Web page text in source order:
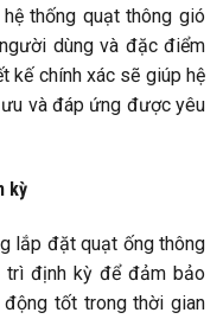
thống quạt thông gió
dùng và đặc điểm
kế chính xác sẽ giúp hệ
và đáp ứng được yêu
kỳ
lắp đặt quạt ống thông
trì định kỳ để đảm bảo
tốt trong thời gian